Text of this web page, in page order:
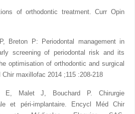
of orthodontic treatment. Curr Opin
Breton P: Periodontal management in
screening of periodontal risk and its
optimisation of orthodontic and surgical
maxillofac 2014 ;115 :208-218
E, Malet J, Bouchard P. Chirurgie
et péri-implantaire. Encycl Méd Chir